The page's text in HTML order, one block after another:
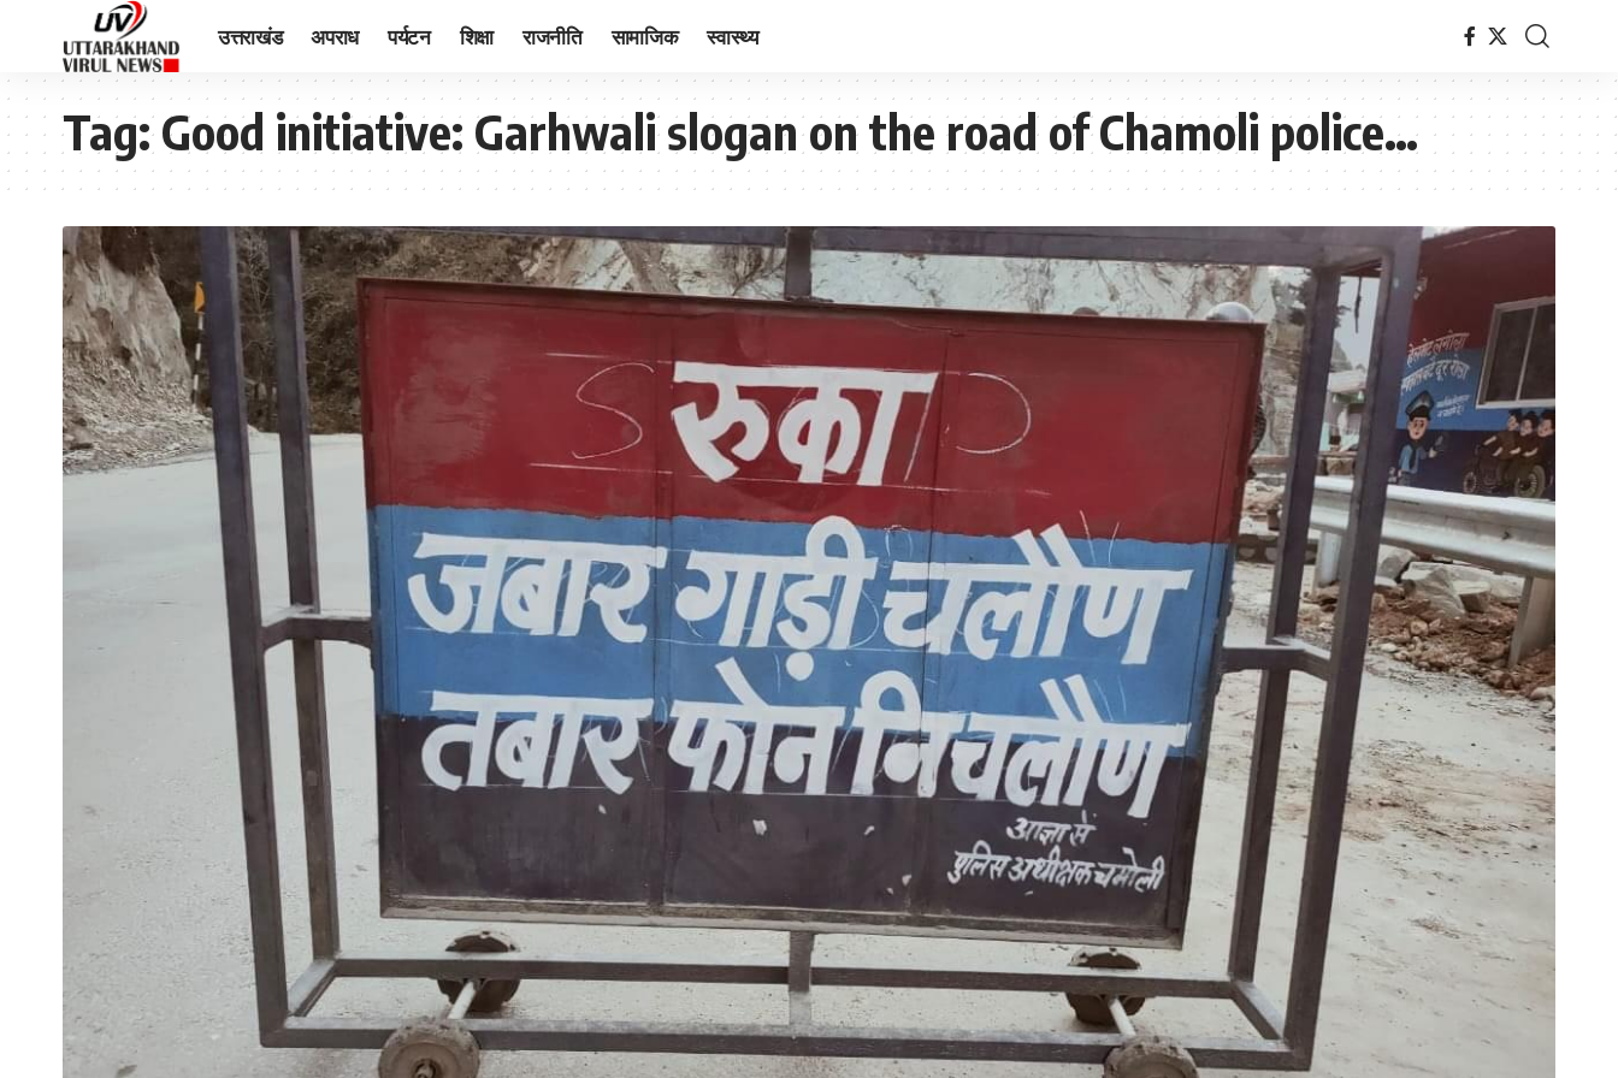
उत्तराखंड अपराध पर्यटन शिक्षा राजनीति सामाजिक स्वास्थ्य
Tag:Good initiative: Garhwali slogan on the road of Chamoli police…